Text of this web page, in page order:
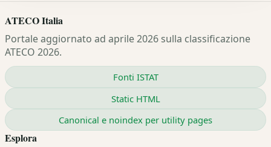
ATECO Italia
Portale aggiornato ad aprile 2026 sulla classificazione
ATECO 2026.
Fonti ISTAT
Static HTML
Canonical e noindex per utility pages
Esplora